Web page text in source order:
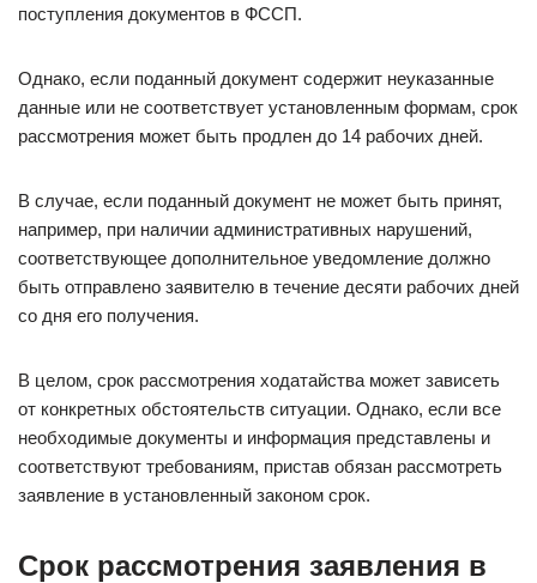
поступления документов в ФССП.
Однако, если поданный документ содержит неуказанные
данные или не соответствует установленным формам, срок
рассмотрения может быть продлен до 14 рабочих дней.
В случае, если поданный документ не может быть принят,
например, при наличии административных нарушений,
соответствующее дополнительное уведомление должно
быть отправлено заявителю в течение десяти рабочих дней
со дня его получения.
В целом, срок рассмотрения ходатайства может зависеть
от конкретных обстоятельств ситуации. Однако, если все
необходимые документы и информация представлены и
соответствуют требованиям, пристав обязан рассмотреть
заявление в установленный законом срок.
Срок рассмотрения заявления в